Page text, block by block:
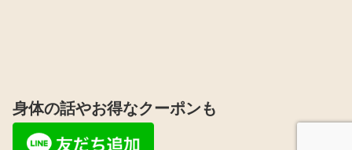
身体の話やお得なクーポンも